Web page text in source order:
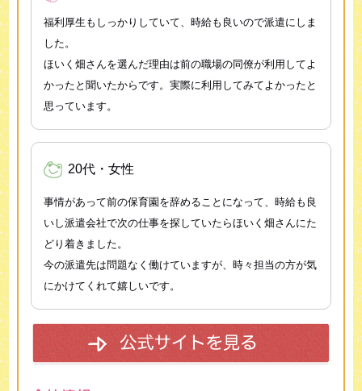
福利厚生もしっかりしていて、時給も良いので派遣にしま
した。
ほいく畑さんを選んだ理由は前の職場の同僚が利用してよ
かったと聞いたからです。実際に利用してみてよかったと
思っています。
20代・女性
事情があって前の保育園を辞めることになって、時給も良
いし派遣会社で次の仕事を探していたらほいく畑さんにた
どり着きました。
今の派遣先は問題なく働けていますが、時々担当の方が気
にかけてくれて嬉しいです。